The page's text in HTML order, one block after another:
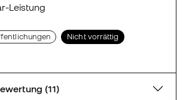
Leistung
Nicht vorrättig
Persönliche Bewertung (11)